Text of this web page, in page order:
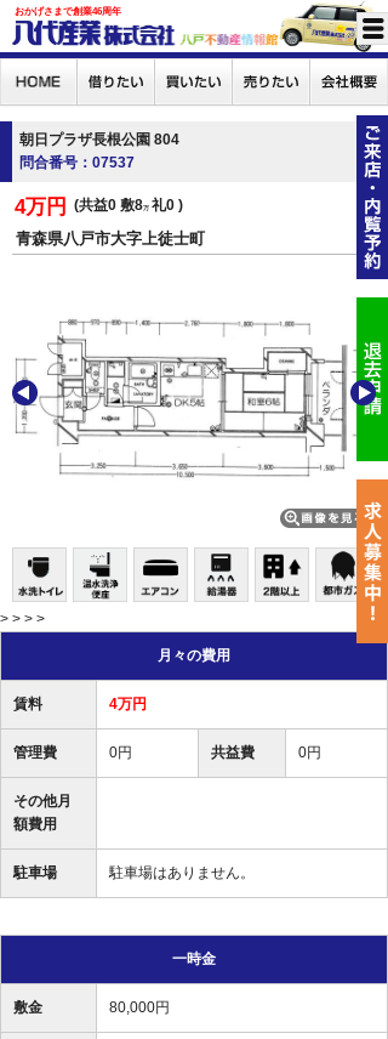
おかげさまで創業46周年
朝日プラザ長根公園 804
問合番号：07537
4万円 共益0 敷8万 礼0
青森県八戸市大字上徒士町
> > > >
月々の費用
賃料 4万円
管理費 0円 共益費 0円
その他月
額費用
駐車場 駐車場はありません。
一時金
敷金 80,000円